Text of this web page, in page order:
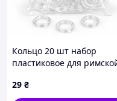
Кольцо 20 шт набор
пластиковое для
подъёмного механизма
29 ₴